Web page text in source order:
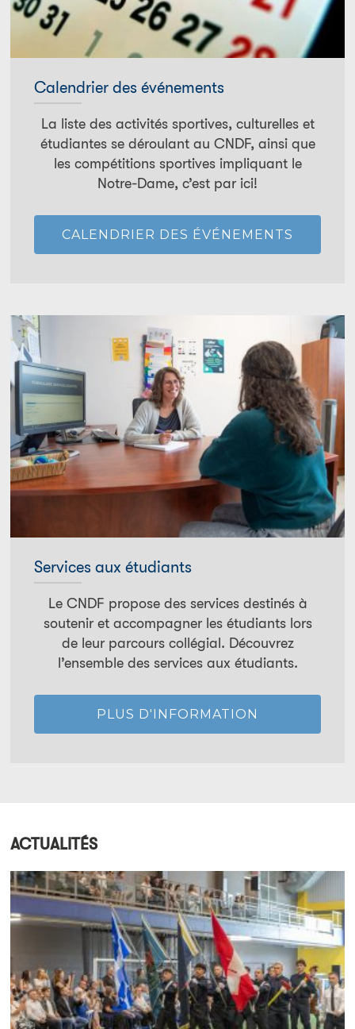
Calendrier des événements
La liste des activités sportives, culturelles et
étudiantes se déroulant au CNDF, ainsi que
les compétitions sportives impliquant le
Notre-Dame, c’est par ici!
CALENDRIER DES ÉVÉNEMENTS
Services aux étudiants
Le CNDF propose des services destinés à
soutenir et accompagner les étudiants lors
de leur parcours collégial. Découvrez
l’ensemble des services aux étudiants.
PLUS D'INFORMATION
ACTUALITÉS